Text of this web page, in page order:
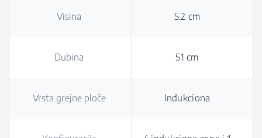
Visina 5.2 cm
Dubina 51 cm
Vrsta grejne ploče Indukciona